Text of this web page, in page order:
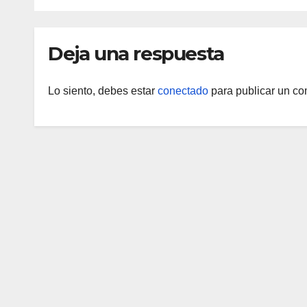
Deja una respuesta
Lo siento, debes estar conectado para publicar un